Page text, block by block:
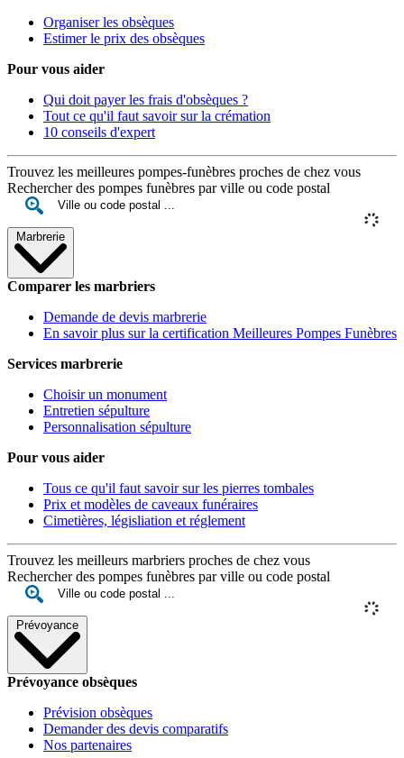
Organiser les obsèques
Estimer le prix des obsèques
Pour vous aider
Qui doit payer les frais d'obsèques ?
Tout ce qu'il faut savoir sur la crémation
10 conseils d'expert
Trouvez les meilleures pompes-funèbres proches de chez vous
Rechercher des pompes funèbres par ville ou code postal
Marbrerie
Comparer les marbriers
Demande de devis marbrerie
En savoir plus sur la certification Meilleures Pompes Funèbres
Services marbrerie
Choisir un monument
Entretien sépulture
Personnalisation sépulture
Pour vous aider
Tous ce qu'il faut savoir sur les pierres tombales
Prix et modèles de caveaux funéraires
Cimetières, législiation et réglement
Trouvez les meilleurs marbriers proches de chez vous
Rechercher des pompes funèbres par ville ou code postal
Prévoyance
Prévoyance obsèques
Prévision obsèques
Demander des devis comparatifs
Nos partenaires